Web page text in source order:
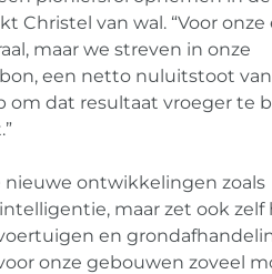
Christel van wal. “Voor onze
maar we streven in onze
een netto nuluitstoot
om dat resultaat vroeger te
nieuwe ontwikkelingen zoals
maar zet ook zelf
en
onze gebouwen zoveel